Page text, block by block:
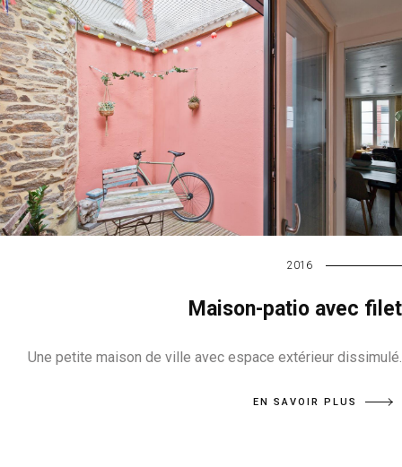
2016
Maison-patio avec filet
Une petite maison de ville avec espace extérieur dissimulé.
EN SAVOIR PLUS